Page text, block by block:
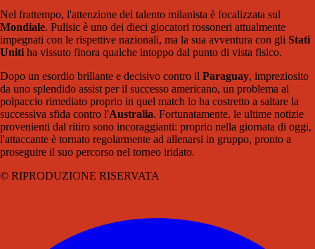
Nel frattempo, l'attenzione del talento milanista è focalizzata sul
Mondiale. Pulisic è uno dei dieci giocatori rossoneri attualmente
impegnati con le rispettive nazionali, ma la sua avventura con gli Stati
Uniti ha vissuto finora qualche intoppo dal punto di vista fisico.
Dopo un esordio brillante e decisivo contro il Paraguay, impreziosito
da uno splendido assist per il successo americano, un problema al
polpaccio rimediato proprio in quel match lo ha costretto a saltare la
successiva sfida contro l'Australia. Fortunatamente, le ultime notizie
provenienti dal ritiro sono incoraggianti: proprio nella giornata di oggi,
l'attaccante è tornato regolarmente ad allenarsi in gruppo, pronto a
proseguire il suo percorso nel torneo iridato.
© RIPRODUZIONE RISERVATA